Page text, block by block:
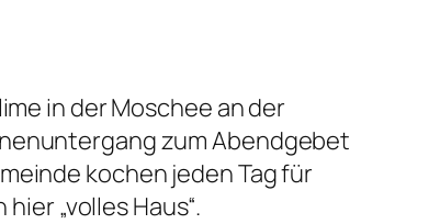
in der Moschee an der
zum Abendgebet
kochen jeden Tag für
„volles Haus“.